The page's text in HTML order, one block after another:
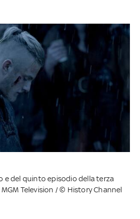
e del quinto episodio della terza
Television / © History Channel